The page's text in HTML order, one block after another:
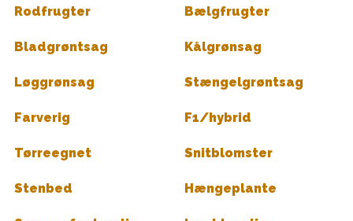
Rodfrugter Bælgfrugter
Bladgrøntsag Kålgrønsag
Løggrønsag Stængelgrøntsag
Farverig F1/hybrid
Tørreegnet Snitblomster
Stenbed Hængeplante